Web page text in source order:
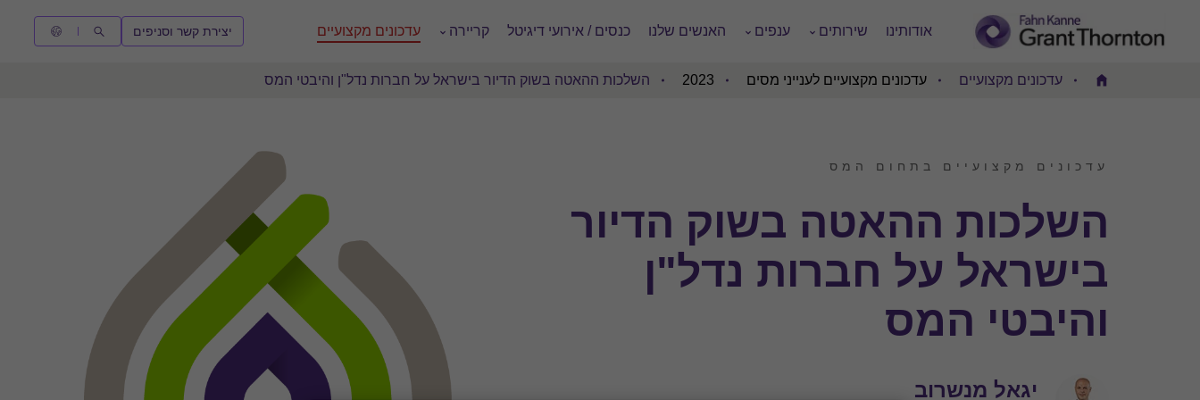
אודותינו שירותים ענפים האנשים שלנו כנסים / אירועי דיגיטל קריירה עדכונים מקצועיים יצירת קשר וסניפים
Home
עדכונים מקצועיים עדכונים מקצועיים לענייני מסים 2023 השלכות ההאטה בשוק הדיור בישראל על חברות נדל"ן והיבטי המס
עדכונים מקצועיים בתחום המס
השלכות ההאטה בשוק הדיור
בישראל על חברות נדל"ן
והיבטי המס
יגאל מנשרוב